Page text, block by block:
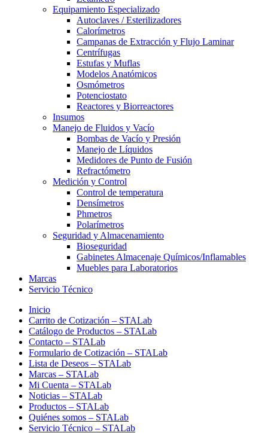
Equipamiento Especializado
Autoclaves / Esterilizadores
Calorímetros
Campanas de Extracción y Flujo Laminar
Centrífugas
Estufas y Muflas
Modelos Anatómicos
Osmómetros
Potenciostato
Reactores y Biorreactores
Insumos
Manejo de Fluidos y Vacío
Bombas de Vacío y Presión
Manejo de Líquidos
Medidores de Punto de Fusión
Refractómetro
Medición y Control
Control de temperatura
Densímetros
Phmetros
Polarímetros
Seguridad y Almacenamiento
Bioseguridad
Gabinetes Almacenaje Químicos/Inflamables
Muebles para Laboratorios
Marcas
Servicio Técnico
Inicio
Carrito de Cotización – STALab
Catálogo de Productos – STALab
Contacto – STALab
Formulario de Cotización – STALab
Lista de Deseos – STALab
Marcas – STALab
Mi Cuenta – STALab
Noticias – STALab
Productos – STALab
Quiénes somos – STALab
Servicio Técnico – STALab